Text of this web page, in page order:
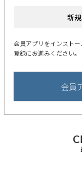
新
会員アプリをインスト
登録にお進みください。
会員